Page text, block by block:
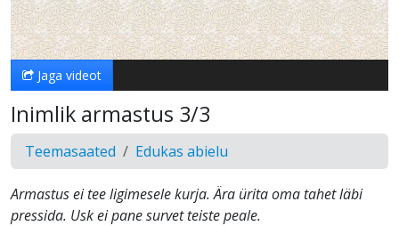
video
Jaga videot
Inimlik armastus 3/3
Teemasaated Edukas abielu
Armastus ei tee ligimesele kurja. Ära ürita oma tahet läbi
pressida. Usk ei pane survet teiste peale.